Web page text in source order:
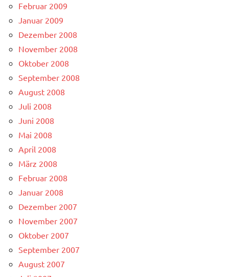
Februar 2009
Januar 2009
Dezember 2008
November 2008
Oktober 2008
September 2008
August 2008
Juli 2008
Juni 2008
Mai 2008
April 2008
März 2008
Februar 2008
Januar 2008
Dezember 2007
November 2007
Oktober 2007
September 2007
August 2007